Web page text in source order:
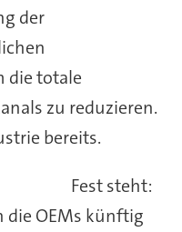
der
die totale
zu reduzieren.
bereits.
Fest steht:
die OEMs künftig